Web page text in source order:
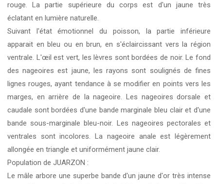
rouge. La partie supérieure du corps est d'un jaune très
éclatant en lumière naturelle.
Suivant l'état émotionnel du poisson, la partie inférieure
apparait en bleu ou en brun, en s'éclaircissant vers la région
ventrale. L'œil est vert, les lèvres sont bordées de noir. Le fond
des nageoires est jaune, les rayons sont soulignés de fines
lignes rouges, ayant tendance à se modifier en points vers les
marges, en arrière de la nageoire. Les nageoires dorsale et
caudale sont bordées d'une bande marginale bleu clair et d'une
bande sous-marginale bleu-noir. Les nageoires pectorales et
ventrales sont incolores. La nageoire anale est légèrement
allongée en triangle et uniformément jaune clair.
Population de JUARZON :
Le mâle arbore une superbe bande d'un jaune d'or très intense